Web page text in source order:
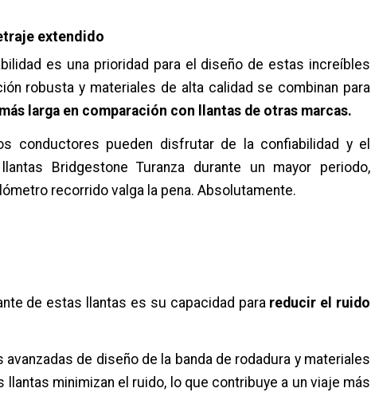
extendido
es una prioridad para el diseño de estas increíbles
robusta y materiales de alta calidad se combinan para
larga en comparación con llantas de otras marcas.
conductores pueden disfrutar de la confiabilidad y el
Bridgestone Turanza durante un mayor periodo,
recorrido valga la pena. Absolutamente.
de estas llantas es su capacidad para reducir el ruido
avanzadas de diseño de la banda de rodadura y materiales
minimizan el ruido, lo que contribuye a un viaje más